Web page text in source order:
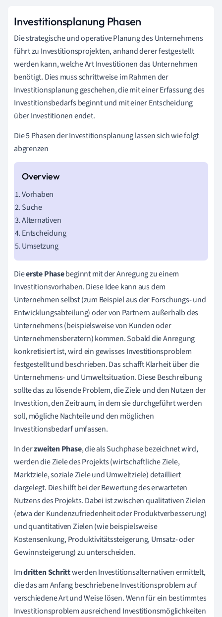
Investitionsplanung Phasen
Die strategische und operative Planung des Unternehmens
führt zu Investitionsprojekten, anhand derer festgestellt
werden kann, welche Art Investitionen das Unternehmen
benötigt. Dies muss schrittweise im Rahmen der
Investitionsplanung geschehen, die mit einer Erfassung des
Investitionsbedarfs beginnt und mit einer Entscheidung
über Investitionen endet.
Die 5 Phasen der Investitionsplanung lassen sich wie folgt
abgrenzen
Vorhaben
Suche
Alternativen
Entscheidung
Umsetzung
Dieerste Phasebeginnt mit der Anregung zu einem
Investitionsvorhaben. Diese Idee kann aus dem
Unternehmen selbst (zum Beispiel aus der Forschungs- und
Entwicklungsabteilung) oder von Partnern außerhalb des
Unternehmens (beispielsweise von Kunden oder
Unternehmensberatern) kommen. Sobald die Anregung
konkretisiert ist, wird ein gewisses Investitionsproblem
festgestellt und beschrieben. Das schafft Klarheit über die
Unternehmens- und Umweltsituation. Diese Beschreibung
sollte das zu lösende Problem, die Ziele und den Nutzen der
Investition, den Zeitraum, in dem sie durchgeführt werden
soll, mögliche Nachteile und den möglichen
Investitionsbedarf umfassen.
In derzweiten Phase, die als Suchphase bezeichnet wird,
werden die Ziele des Projekts (wirtschaftliche Ziele,
Marktziele, soziale Ziele und Umweltziele) detailliert
dargelegt. Dies hilft bei der Bewertung des erwarteten
Nutzens des Projekts. Dabei ist zwischen qualitativen Zielen
(etwa der Kundenzufriedenheit oder Produktverbesserung)
und quantitativen Zielen (wie beispielsweise
Kostensenkung, Produktivitätssteigerung, Umsatz- oder
Gewinnsteigerung) zu unterscheiden.
Imdritten Schrittwerden Investitionsalternativen ermittelt,
die das am Anfang beschriebene Investitionsproblem auf
verschiedene Art und Weise lösen. Wenn für ein bestimmtes
Investitionsproblem ausreichend Investitionsmöglichkeiten